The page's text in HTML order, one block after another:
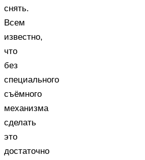
снять.
Всем
известно,
что
без
специального
съёмного
механизма
сделать
это
достаточно